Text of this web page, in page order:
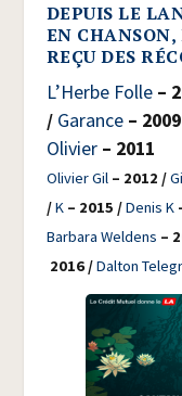
DEPUIS LE
EN CHANSON,
REÇU DES
L’Herbe Folle –
/ Garance –
Oli­vier – 2011
Oli­vier Gil – 2012 /
/K – 2015 /Denis K
Bar­ba­ra Wel­dens –
2016 /Dal­ton